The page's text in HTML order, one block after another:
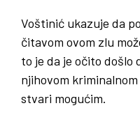
Voštinić ukazuje da
čitavom ovom zlu
to je da je očito došlo
njihovom
stvari mogućim.